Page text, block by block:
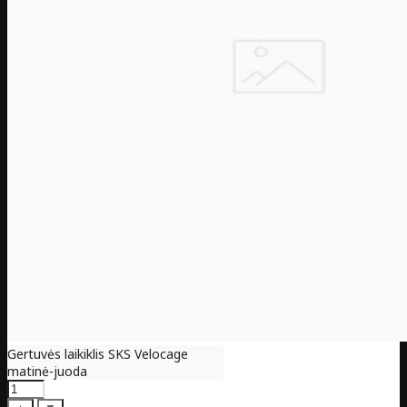
Gertuvės laikiklis SKS Velocage
matinė-juoda